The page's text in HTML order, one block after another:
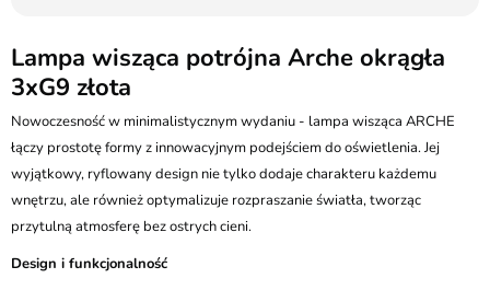
(od 1000 zł dla gabarytów, nie dotyczy produktów 3m)
Pobranie:
Poczta Polska Kurier 48H - 16 zł
Kurier GLS - 20 zł
Przesyłka Gabarytowa - 35 zł
Batalionów Chłopskich 12, 94-058 Łódź
506 336 320
kontakt@ledstyl.pl
Lampa wisząca potrójna Arche okrągła
3xG9 złota
Nowoczesność w minimalistycznym wydaniu - lampa wisząca ARCHE
łączy prostotę formy z innowacyjnym podejściem do oświetlenia. Jej
wyjątkowy, ryflowany design nie tylko dodaje charakteru każdemu
wnętrzu, ale również optymalizuje rozpraszanie światła, tworząc
przytulną atmosferę bez ostrych cieni.
Design i funkcjonalność